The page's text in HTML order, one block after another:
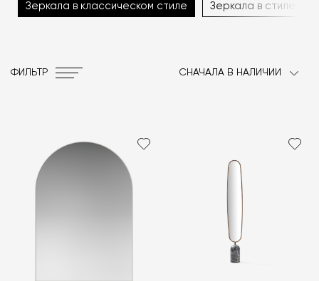
Зеркала в стиле
Зеркала в классическом стиле
ФИЛЬТР СНАЧАЛА В НАЛИЧИИ